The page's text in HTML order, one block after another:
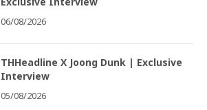
06/08/2026
THHeadline X Joong Dunk | Exclusive
Interview
05/08/2026